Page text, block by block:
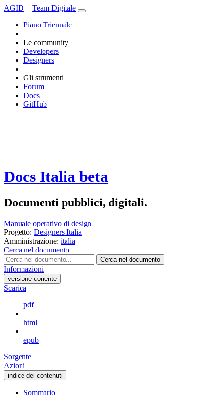
AGID + Team Digitale
Piano Triennale
Le community
Developers
Designers
Gli strumenti
Forum
Docs
GitHub
Docs Italia beta
Documenti pubblici, digitali.
Manuale operativo di design
Progetto: Designers Italia
Amministrazione: italia
Cerca nel documento
Cerca nel documento
Informazioni
versione-corrente
Scarica
pdf
html
epub
Sorgente
Azioni
indice dei contenuti
Sommario